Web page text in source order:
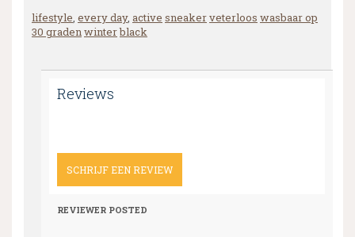
lifestyle, every day, active sneakerveterloos wasbaar op
30 gradenwinterblack
Reviews
SCHRIJF EEN REVIEW
REVIEWER POSTED